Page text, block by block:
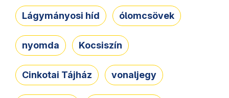
Lágymányosi híd ólomcsövek
nyomda Kocsiszín
Cinkotai Tájház vonaljegy